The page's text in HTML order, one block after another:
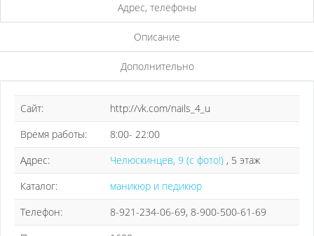
Адрес, телефоны
Описание
Дополнительно
Сайт:
http://vk.com/nails_4_u
Время работы:
8:00- 22:00
Адрес:
Челюскинцев, 9 (с фото!) , 5 этаж
Каталог:
маникюр и педикюр
Телефон:
8-921-234-06-69, 8-900-500-61-69